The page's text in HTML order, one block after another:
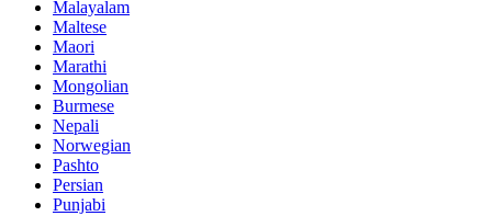
Malayalam
Maltese
Maori
Marathi
Mongolian
Burmese
Nepali
Norwegian
Pashto
Persian
Punjabi